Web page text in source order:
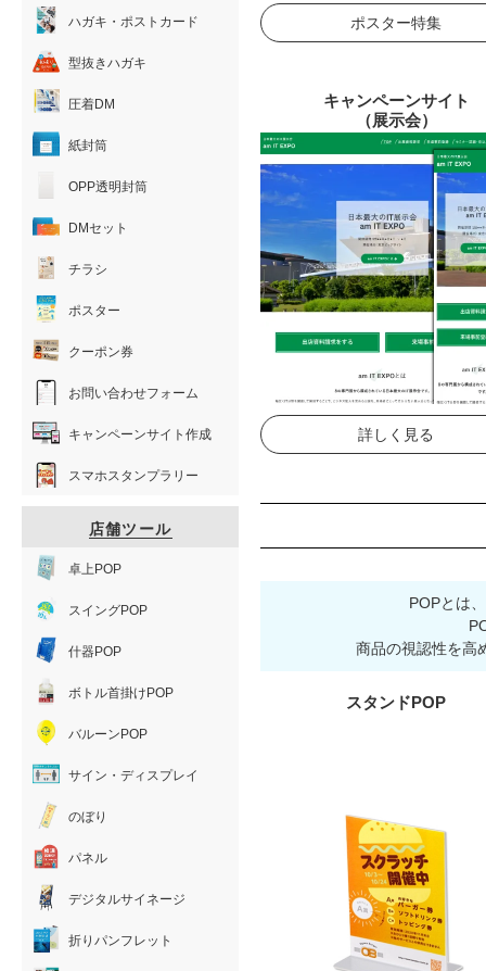
ポスター特集
キャンペーンサイト
（展示会）
詳しく見る
POPとは
商品の視認性を高
スタンドPOP
ハガキ・ポストカード
型抜きハガキ
圧着DM
紙封筒
OPP透明封筒
DMセット
チラシ
ポスター
クーポン券
お問い合わせフォーム
キャンペーンサイト作成
スマホスタンプラリー
店舗ツール
卓上POP
スイングPOP
什器POP
ボトル首掛けPOP
バルーンPOP
サイン・ディスプレイ
のぼり
パネル
デジタルサイネージ
折りパンフレット